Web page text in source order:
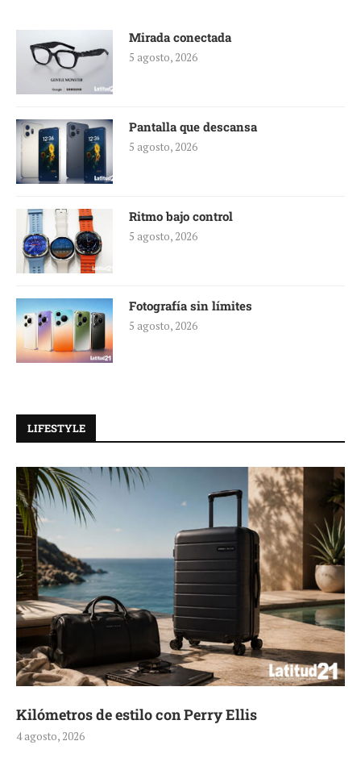
Mirada conectada
5 agosto, 2026
Pantalla que descansa
5 agosto, 2026
Ritmo bajo control
5 agosto, 2026
Fotografía sin límites
5 agosto, 2026
LIFESTYLE
Aerie, texturas que fluyen
4 agosto, 2026